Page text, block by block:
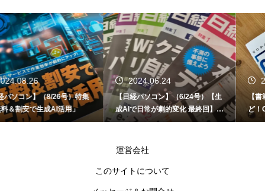
2024.06.24
【日経パソコン】（6/24号）【生
成AIで日常が劇的変化 最終回】 A
I時代のアプリケーション／サービ
2024.06.12
【書籍】ゼロからはじめる なるほ
ど！Copilot活用術（技術評論社）
運営会社
このサイトについて